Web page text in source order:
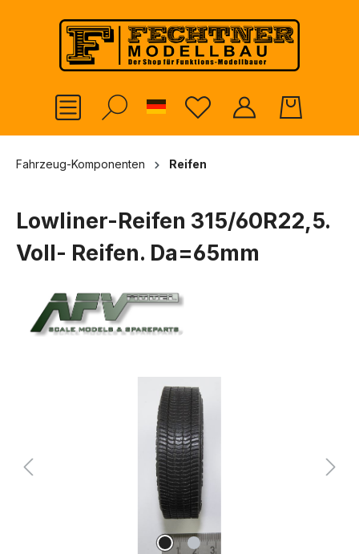
springen
German
Fahrzeug-Komponenten Reifen
Lowliner-Reifen 315/60R22,5.
Voll- Reifen. Da=65mm